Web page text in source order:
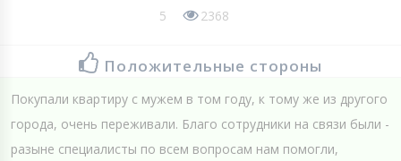
5
2368
Положительные стороны
Покупали квартиру с мужем в том году, к тому же из другого
города, очень переживали. Благо сотрудники на связи были -
разыне специалисты по всем вопросам нам помогли,